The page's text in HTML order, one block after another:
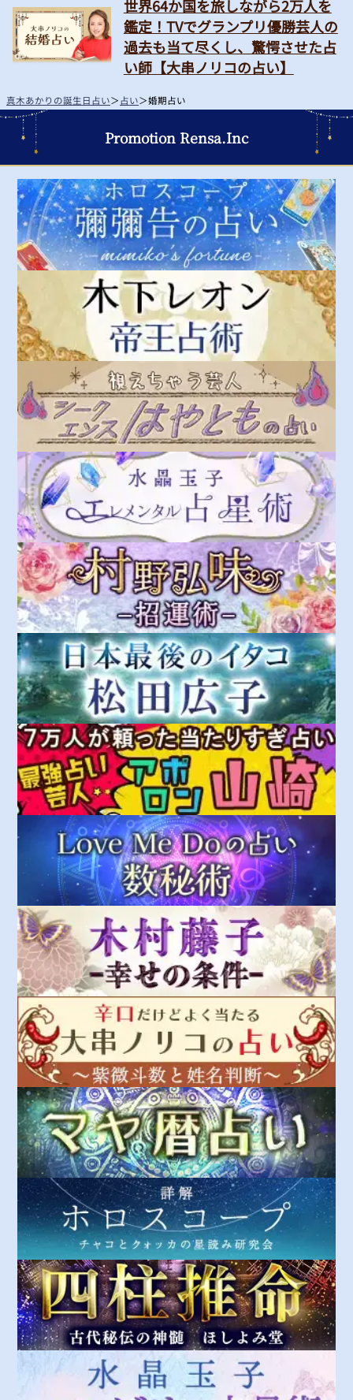
世界64か国を旅しながら2万人を
鑑定！TVでグランプリ優勝芸人の
過去も当て尽くし、驚愕させた占
い師【大串ノリコの占い】
真木あかりの誕生日占い＞占い＞婚期占い
Promotion Rensa.Inc